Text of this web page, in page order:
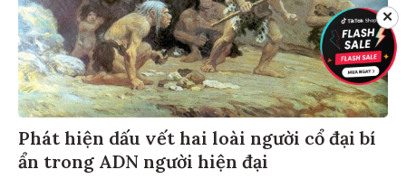
Phát hiện dấu vết hai loài người cổ đại bí
ẩn trong ADN người hiện đại
✕